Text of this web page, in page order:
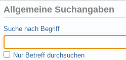
Allgemeine Suchangaben
Suche nach Begriff
Nur Betreff durchsuchen